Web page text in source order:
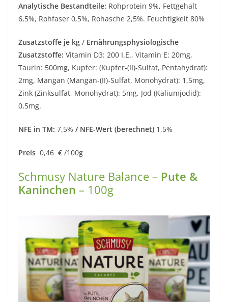
Analytische Bestandteile: Rohprotein 9%, Fettgehalt
6,5%, Rohfaser 0,5%, Rohasche 2,5%. Feuchtigkeit 80%
Zusatzstoffe je kg / Ernährungsphysiologische
Zusatzstoffe: Vitamin D3: 200 I.E., Vitamin E: 20mg,
Taurin: 500mg, Kupfer: (Kupfer-(II)-Sulfat, Pentahydrat):
2mg, Mangan (Mangan-(II)-Sulfat, Monohydrat): 1,5mg,
Zink (Zinksulfat, Monohydrat): 5mg, Jod (Kaliumjodid):
0,5mg.
NFE in TM: 7,5% / NFE-Wert (berechnet) 1,5%
Preis 0,46 € /100g
Schmusy Nature Balance – Pute &
Kaninchen – 100g